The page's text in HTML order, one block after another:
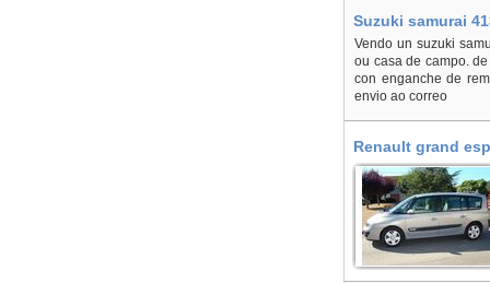
Suzuki samurai
Vendo un suzuki
ou casa de campo.
con enganche de
envio ao correo
Renault grand